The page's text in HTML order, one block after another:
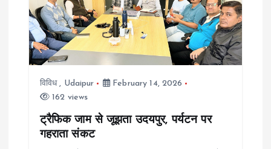
g
a
विविध, Udaipur
February 14, 2026
162 views
ट्रैफिक जाम से जूझता उदयपुर, पर्यटन पर
गहराता संकट